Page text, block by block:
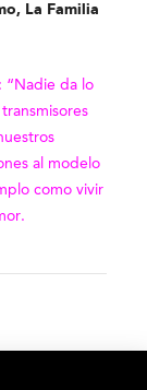
La Familia
“Nadie da lo
al modelo
como vivir